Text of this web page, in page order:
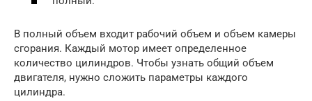
В полный объем входит рабочий объем и объем камеры
сгорания. Каждый мотор имеет определенное
количество цилиндров. Чтобы узнать общий объем
двигателя, нужно сложить параметры каждого
цилиндра.